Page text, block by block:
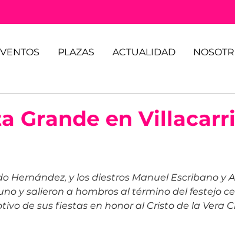
PLAZAS ACTUALIDAD
Grande en
Hernández, y los diestros Manuel Escribano y
y salieron a hombros al término del festejo
de sus fiestas en honor al Cristo de la Vera